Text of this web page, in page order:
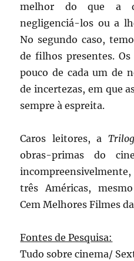
melhor do que a
negligenciá-los ou a
No segundo caso,
de filhos presentes.
pouco de cada um de
de incertezas, em que
sempre à espreita.
Caros leitores, a
obras-primas do
três Américas,
Cem Melhores Filmes
Fontes de Pesquisa:
Tudo sobre cinema/